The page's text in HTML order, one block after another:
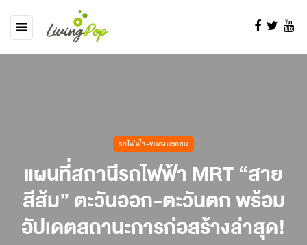
รถไฟฟ้า-ขนส่งมวลชน
แผนที่สถานีรถไฟฟ้า MRT “สาย
สีส้ม” ตะวันออก-ตะวันตก พร้อม
อัปเดตสถานะการก่อสร้างล่าสุด!